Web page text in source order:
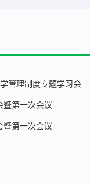
管理制度专题学习会
暨第一次会议
暨第一次会议